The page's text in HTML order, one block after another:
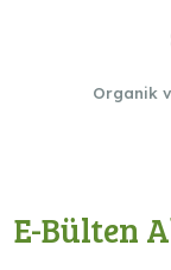
Organik
E-Bülten